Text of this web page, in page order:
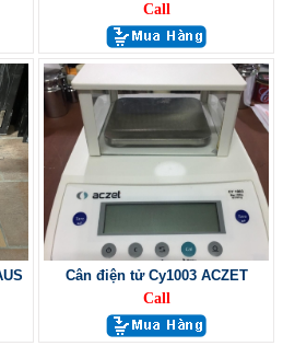
Call
Cân điện tử Cy1003 ACZET
Call